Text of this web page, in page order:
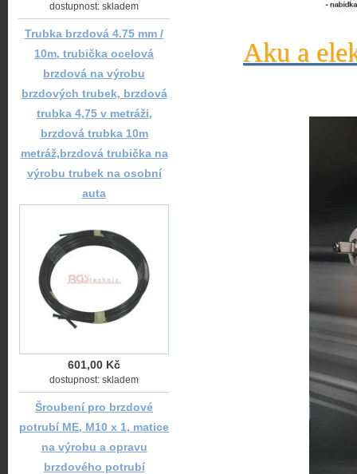
Aku a
dostupnost: skladem
Trubka brzdová 4.75 mm /
10m, trubička ocelová
brzdová na výrobu
brzdových trubek, brzdová
trubka 4,75 v metráži,
brzdová trubka 10m
metráž,brzdová trubička na
výrobu trubek na osobní
auta
601,00 Kč
dostupnost: skladem
Šroubení pro brzdové
potrubí ME, M10 x 1, matice
na výrobu a opravu
brzdového potrubí